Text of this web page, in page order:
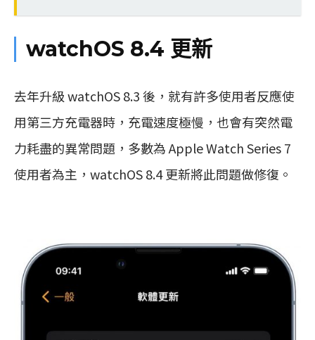
watchOS 8.4 更新
去年升級 watchOS 8.3 後，就有許多使用者反應使
用第三方充電器時，充電速度極慢，也會有突然電
力耗盡的異常問題，多數為 Apple Watch Series 7
使用者為主，watchOS 8.4 更新將此問題做修復。